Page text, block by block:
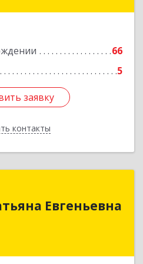
66
5
заявку
контакты
Подробнее
заявку
Евгеньевна
Подробнее